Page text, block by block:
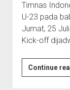
Timnas
U-23 pada
Jumat, 25
Kick-off
Continue